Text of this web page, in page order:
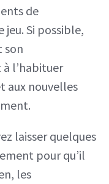
de
jeu. Si possible,
son
l’habituer
aux nouvelles
laisser quelques
pour qu’il
les